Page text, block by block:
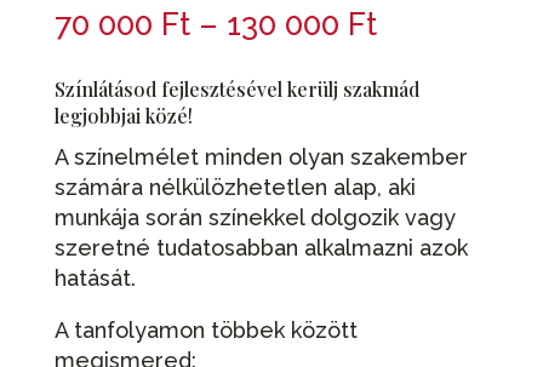
70 000 Ft – 130 000 Ft
000 Ft
130
000 Ft
Színlátásod fejlesztésével kerülj szakmád
legjobbjai közé!
A színelmélet minden olyan szakember
számára nélkülözhetetlen alap, aki
munkája során színekkel dolgozik vagy
szeretné tudatosabban alkalmazni azok
hatását.
A tanfolyamon többek között
megismered: